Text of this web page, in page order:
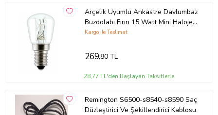
Arçelik Uyumlu Ankastre Davlumbaz
Buzdolabı Fırın 15 Watt Mini Halojen
Ampül 1 Adet
Kargo ile Teslimat
269,80 TL
28,77 TL'den Başlayan Taksitlerle
Remington S6500-s8540-s8590 Saç
Düzleştirici Ve Şekillendirici Kablosu